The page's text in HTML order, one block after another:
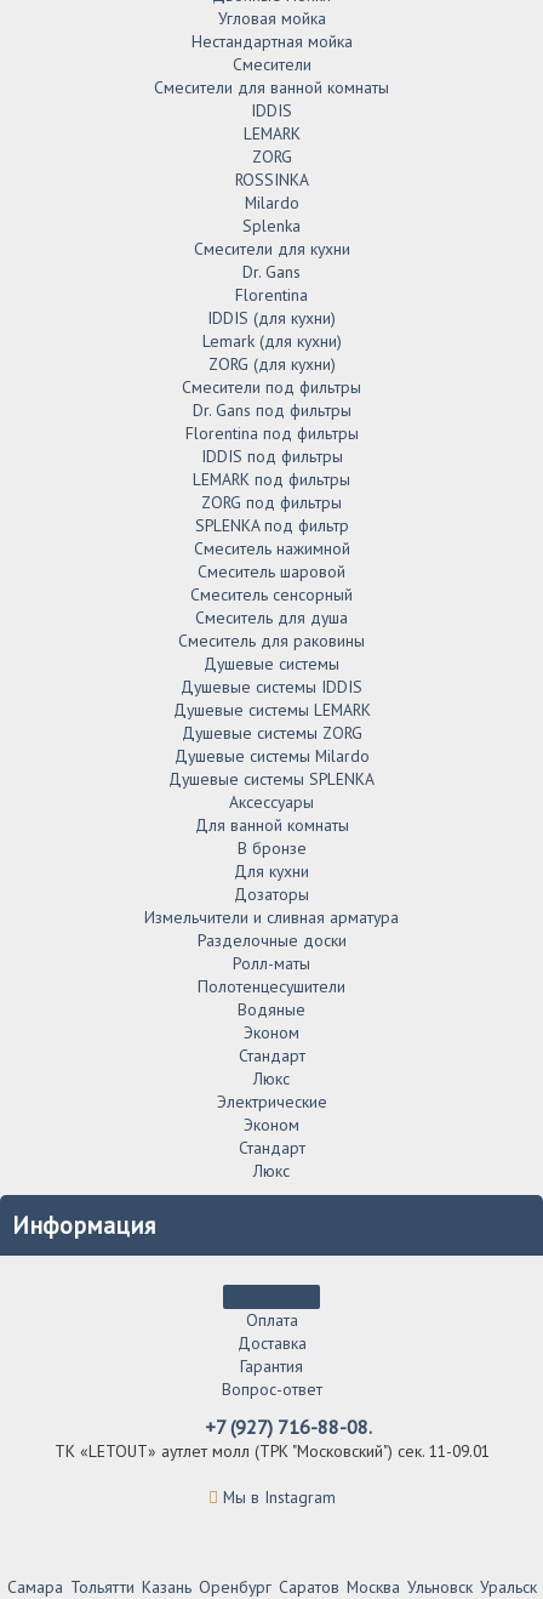
Угловая мойка
Нестандартная мойка
Смесители
Смесители для ванной комнаты
IDDIS
LEMARK
ZORG
ROSSINKA
Milardo
Splenka
Смесители для кухни
Dr. Gans
Florentina
IDDIS (для кухни)
Lemark (для кухни)
ZORG (для кухни)
Смесители под фильтры
Dr. Gans под фильтры
Florentina под фильтры
IDDIS под фильтры
LEMARK под фильтры
ZORG под фильтры
SPLENKA под фильтр
Смеситель нажимной
Смеситель шаровой
Смеситель сенсорный
Смеситель для душа
Смеситель для раковины
Душевые системы
Душевые системы IDDIS
Душевые системы LEMARK
Душевые системы ZORG
Душевые системы Milardo
Душевые системы SPLENKA
Аксессуары
Для ванной комнаты
В бронзе
Для кухни
Дозаторы
Измельчители и сливная арматура
Разделочные доски
Ролл-маты
Полотенцесушители
Водяные
Эконом
Стандарт
Люкс
Электрические
Эконом
Стандарт
Люкс
Информация
Оплата
Доставка
Гарантия
Вопрос-ответ
+7 (927) 716-88-08.
ТК «LETOUT» аутлет молл (ТРК "Московский") сек. 11-09.01
Мы в Instagram
Самара Тольятти Казань Оренбург Саратов Москва Ульновск Уральск